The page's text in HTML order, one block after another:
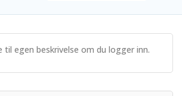
til egen beskrivelse om du logger inn.